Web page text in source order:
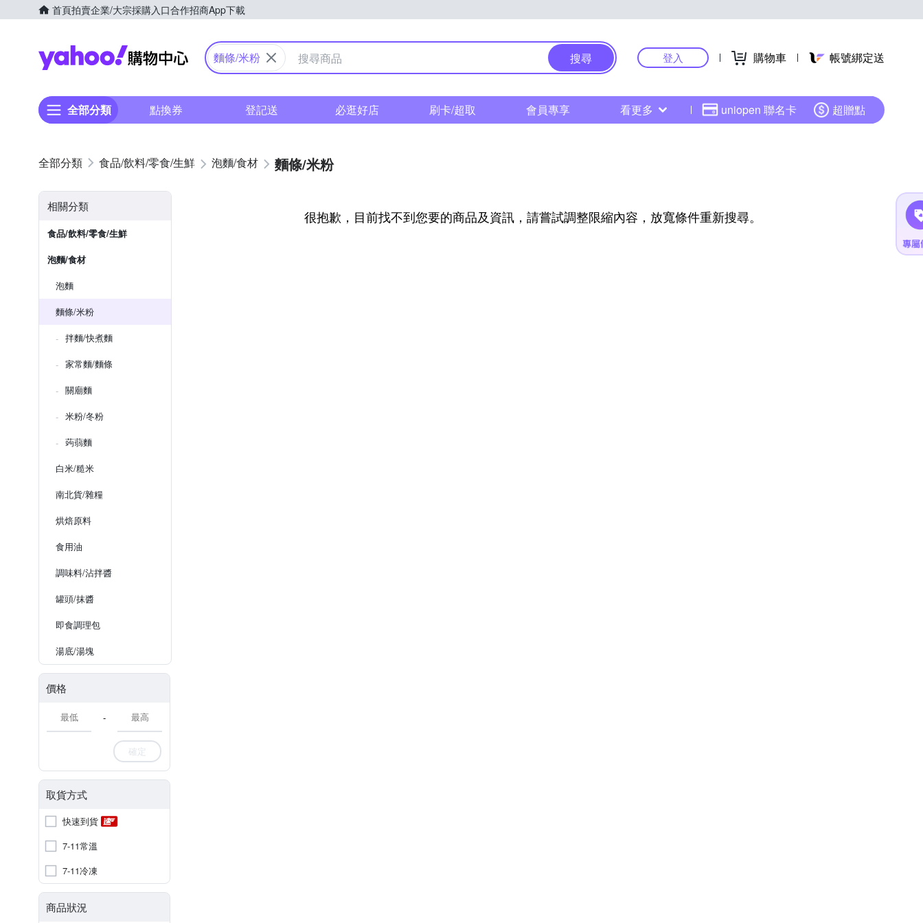
首頁拍賣企業/大宗採購入口合作招商App下載
Yahoo購物中心
麵條/米粉 搜尋 登入 購物車 帳號綁定送
全部分類 點換券 登記送 必逛好店 刷卡/超取 會員專享 看更多 uniopen 聯名卡 超贈點
食品/飲料/零食/生鮮 泡麵/食材 麵條/米粉
相關分類
食品/飲料/零食/生鮮
泡麵/食材
泡麵
麵條/米粉
拌麵/快煮麵
家常麵/麵條
關廟麵
米粉/冬粉
蒟蒻麵
白米/糙米
南北貨/雜糧
烘焙原料
食用油
調味料/沾拌醬
罐頭/抹醬
即食調理包
湯底/湯塊
價格
-
確定
取貨方式
快速到貨
7-11常溫
7-11冷凍
商品狀況
很抱歉，目前找不到您要的商品及資訊，請嘗試調整限縮內容，放寬條件重新搜尋。